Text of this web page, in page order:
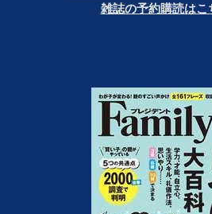
雑誌の予約購読はこ